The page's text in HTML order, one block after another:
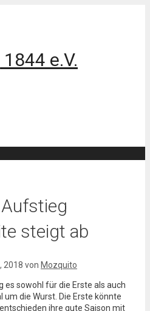
e.V.
steigt ab
2018 von Mozquito
es sowohl für die Erste als auch
die Wurst. Die Erste könnte
ihre gute Saison mit